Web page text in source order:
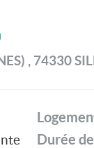
, 74330
Durée